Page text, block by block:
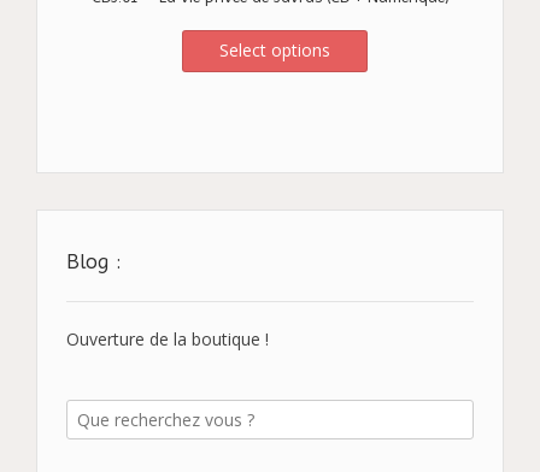
Select options
Blog :
Ouverture de la boutique !